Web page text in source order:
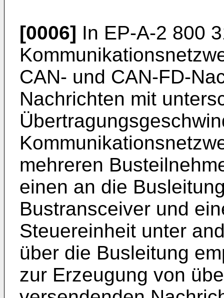
[0006] In EP-A-2 800
CAN- und CAN-FD-
Nachrichten mit
mehreren
einen an die
Bustransceiver und
Steuereinheit unter
über die Busleitung
zur Erzeugung von